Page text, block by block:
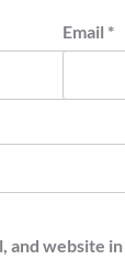
Email *
and website